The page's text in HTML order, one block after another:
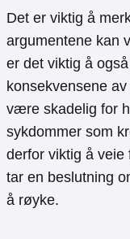
Det er viktig å
argumentene kan
er det viktig å
konsekvensene
være skadelig for
sykdommer som
derfor viktig å veie
tar en beslutning
å røyke.